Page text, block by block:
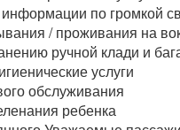
по громкой
/ проживания на
ручной клади и
услуги
обслуживания
ребенка